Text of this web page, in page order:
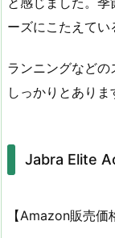
ーズにこたえてい
ランニングなど
しっかりとありま
Jabra Elite
【Amazon販売